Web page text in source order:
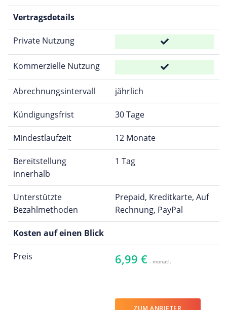
Vertragsdetails
Private Nutzung
Kommerzielle Nutzung
Abrechnungsintervall jährlich
Kündigungsfrist 30 Tage
Mindestlaufzeit 12 Monate
Bereitstellung
innerhalb
1 Tag
Unterstützte
Bezahlmethoden
Prepaid, Kreditkarte, Auf
Rechnung, PayPal
Kosten auf einen Blick
Preis 6,99 € - monatl.
ZUM ANBIETER